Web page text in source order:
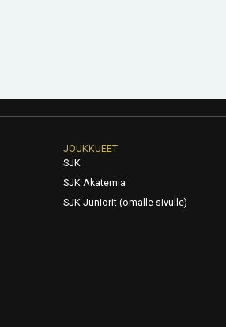
JOUKKUEET
SJK
SJK Akatemia
SJK Juniorit (omalle sivulle)